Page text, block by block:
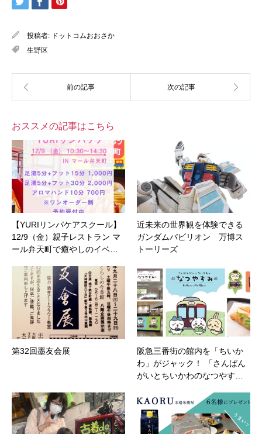
投稿者: ドットコムおおさか
生野区
おススメの記事はこちら
【YURIリンパケアスクール】
12/9（金）親子レストラン マ
ール弁天町で癒やしのイベ…
近未来の世界観を体験できる
ガンダムパビリオン 万博ス
トーリーズ
第32回墨友会展
阪急三番街の館内を「ちいか
わ」がジャック！ 「さんばん
がいとちいかわのなつやす…